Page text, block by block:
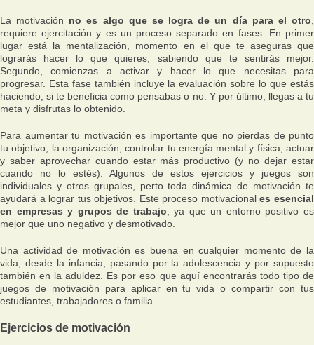
La motivación no es algo que se logra de un día para el otro
requiere ejercitación y es un proceso separado en fases. En primer
lugar está la mentalización, momento en el que te aseguras que
lograrás hacer lo que quieres, sabiendo que te sentirás mejor.
Segundo, comienzas a activar y hacer lo que necesitas para
progresar. Esta fase también incluye la evaluación sobre lo que estás
haciendo, si te beneficia como pensabas o no. Y por último, llegas a tu
meta y disfrutas lo obtenido.
Para aumentar tu motivación es importante que no pierdas de punto
tu objetivo, la organización, controlar tu energía mental y física, actuar
y saber aprovechar cuando estar más productivo (y no dejar estar
cuando no lo estés). Algunos de estos ejercicios y juegos son
individuales y otros grupales, perto toda dinámica de motivación te
ayudará a lograr tus objetivos. Este proceso motivacionales esencial
en empresas y grupos de trabajo , ya que un entorno positivo es
mejor que uno negativo y desmotivado.
Una actividad de motivación es buena en cualquier momento de la
vida, desde la infancia, pasando por la adolescencia y por supuesto
también en la aduldez. Es por eso que aquí encontrarás todo tipo de
juegos de motivación para aplicar en tu vida o compartir con tus
estudiantes, trabajadores o familia.
Ejercicios de motivación